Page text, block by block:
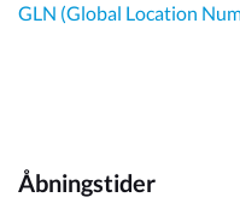
GLN (Global Location
Åbningstider